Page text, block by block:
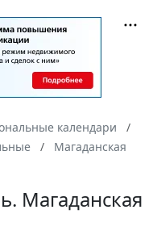
календари
Магаданская
Магаданская